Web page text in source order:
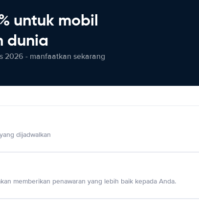
untuk mobil
dunia
2026 - manfaatkan sekarang
dijadwalkan
memberikan penawaran yang lebih baik kepada Anda.